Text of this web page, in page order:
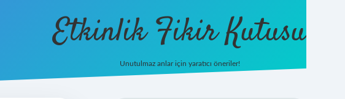
Etkinlik Fikir Kutusu
Unutulmaz anlar için yaratıcı öneriler!